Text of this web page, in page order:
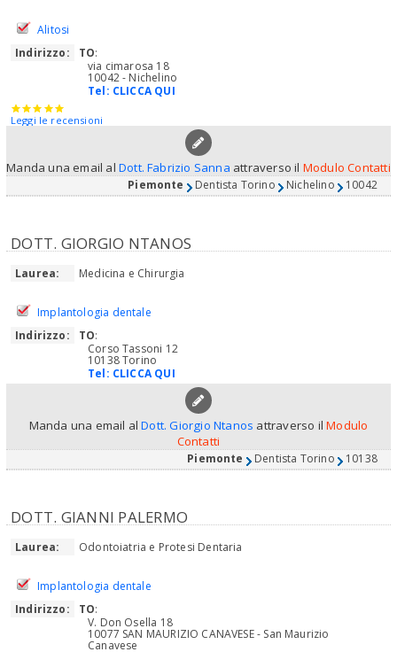
Alitosi
Indirizzo:
TO:
via cimarosa 18
10042 - Nichelino
Tel: CLICCA QUI
Leggi le recensioni
Manda una email al Dott. Fabrizio Sanna attraverso il Modulo Contatti
Piemonte Dentista Torino Nichelino 10042
DOTT. GIORGIO NTANOS
Laurea: Medicina e Chirurgia
Implantologia dentale
Indirizzo:
TO:
Corso Tassoni 12
10138 Torino
Tel: CLICCA QUI
Manda una email alDott. Giorgio Ntanos attraverso ilModulo
Contatti
Piemonte Dentista Torino 10138
DOTT. GIANNI PALERMO
Laurea: Odontoiatria e Protesi Dentaria
Implantologia dentale
Indirizzo:
TO:
V. Don Osella 18
10077 SAN MAURIZIO CANAVESE - San Maurizio
Canavese